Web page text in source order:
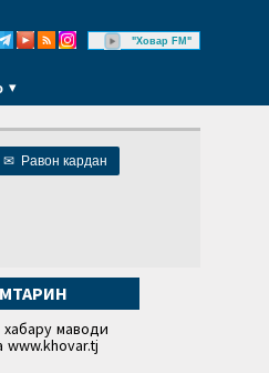
"Ховар FM"
✉ Равон кардан
хабару маводи